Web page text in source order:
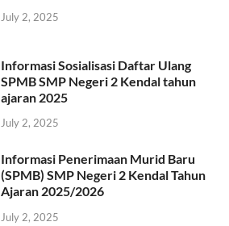
July 2, 2025
Informasi Sosialisasi Daftar Ulang
SPMB SMP Negeri 2 Kendal tahun
ajaran 2025
July 2, 2025
Informasi Penerimaan Murid Baru
(SPMB) SMP Negeri 2 Kendal Tahun
Ajaran 2025/2026
July 2, 2025